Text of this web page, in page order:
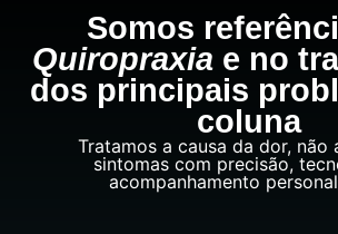
Somos
Quiropraxia e no
dos principais
coluna
Tratamos a causa da dor, não
sintomas com precisão,
acompanhamento